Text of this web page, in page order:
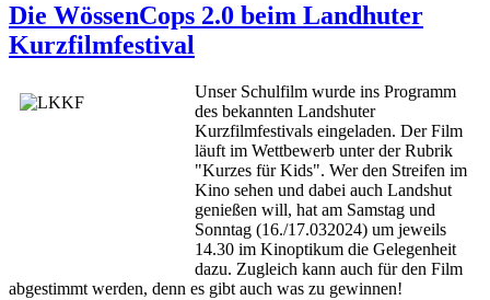
Die WössenCops 2.0 beim Landhuter
Kurzfilmfestival
Unser Schulfilm wurde ins Programm
des bekannten Landshuter
Kurzfilmfestivals eingeladen. Der Film
läuft im Wettbewerb unter der Rubrik
"Kurzes für Kids". Wer den Streifen im
Kino sehen und dabei auch Landshut
genießen will, hat am Samstag und
Sonntag (16./17.032024) um jeweils
14.30 im Kinoptikum die Gelegenheit
dazu. Zugleich kann auch für den Film
abgestimmt werden, denn es gibt auch was zu gewinnen!